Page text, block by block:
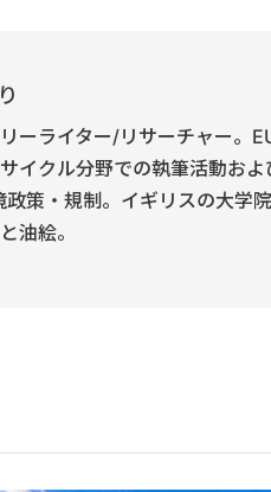
ーライター/リサーチャー。
イクル分野での執筆活動お
政策・規制。イギリスの大学
油絵。